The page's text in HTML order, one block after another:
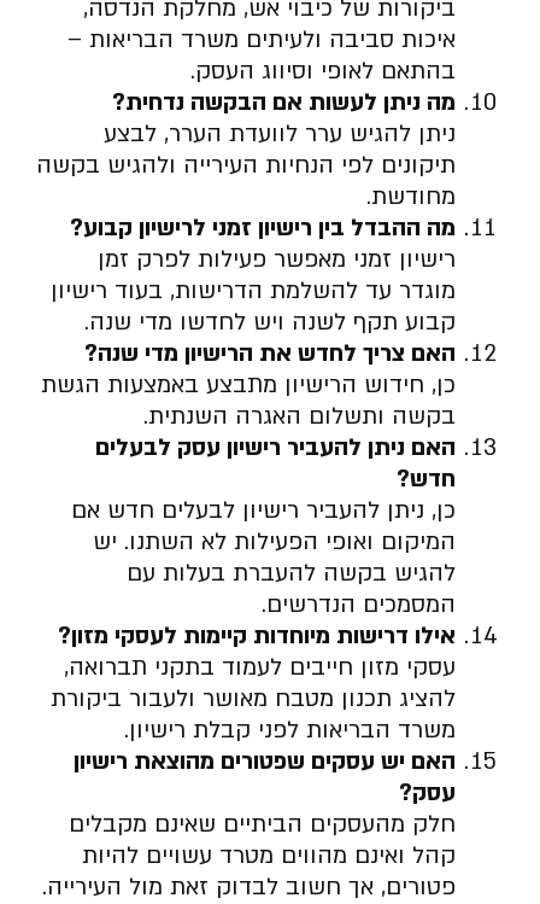
ביקורות של כיבוי אש, מחלקת הנדסה,
איכות סביבה ולעיתים משרד הבריאות –
בהתאם לאופי וסיווג העסק.
מה ניתן לעשות אם הבקשה נדחית?
ניתן להגיש ערר לוועדת הערר, לבצע
תיקונים לפי הנחיות העירייה ולהגיש בקשה
מחודשת.
מה ההבדל בין רישיון זמני לרישיון קבוע?
רישיון זמני מאפשר פעילות לפרק זמן
מוגדר עד להשלמת הדרישות, בעוד רישיון
קבוע תקף לשנה ויש לחדשו מדי שנה.
האם צריך לחדש את הרישיון מדי שנה?
כן, חידוש הרישיון מתבצע באמצעות הגשת
בקשה ותשלום האגרה השנתית.
האם ניתן להעביר רישיון עסק לבעלים
חדש?
כן, ניתן להעביר רישיון לבעלים חדש אם
המיקום ואופי הפעילות לא השתנו. יש
להגיש בקשה להעברת בעלות עם
המסמכים הנדרשים.
אילו דרישות מיוחדות קיימות לעסקי מזון?
עסקי מזון חייבים לעמוד בתקני תברואה,
להציג תכנון מטבח מאושר ולעבור ביקורת
משרד הבריאות לפני קבלת רישיון.
האם יש עסקים שפטורים מהוצאת רישיון
עסק?
חלק מהעסקים הביתיים שאינם מקבלים
קהל ואינם מהווים מטרד עשויים להיות
פטורים, אך חשוב לבדוק זאת מול העירייה.